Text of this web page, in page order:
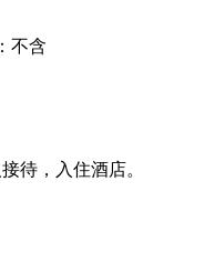
不含
待，入住酒店。